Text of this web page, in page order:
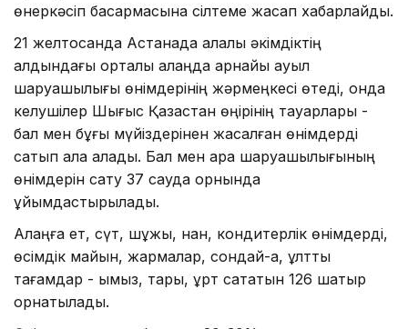
өнеркәсіп басқармасына сілтеме жасап хабарлайды.
21 желтоқсанда Астанада қалалық әкімдіктің
алдындағы орталық алаңда арнайы ауыл
шаруашылығы өнімдерінің жәрмеңкесі өтеді, онда
келушілер Шығыс Қазақстан өңірінің тауарлары -
бал мен бұғы мүйіздерінен жасалған өнімдерді
сатып ала алады. Бал мен ара шаруашылығының
өнімдерін сату 37 сауда орнында
ұйымдастырылады.
Алаңға ет, сүт, шұжық, нан, кондитерлік өнімдерді,
өсімдік майын, жармалар, сондай-ақ, ұлттық
тағамдар - қымыз, тары, құрт сататын 126 шатыр
орнатылады.